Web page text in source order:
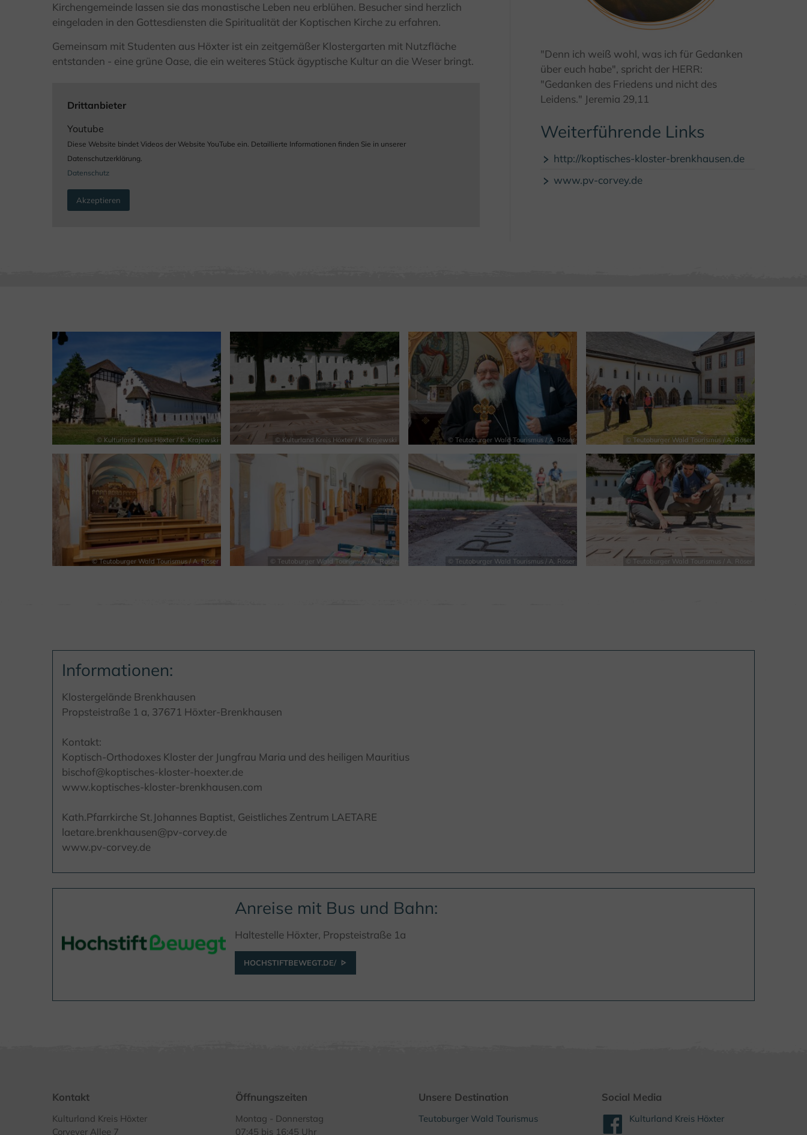
Kirchengemeinde lassen sie das monastische Leben neu erblühen. Besucher sind herzlich
eingeladen in den Gottesdiensten die Spiritualität der Koptischen Kirche zu erfahren.
Gemeinsam mit Studenten aus Höxter ist ein zeitgemäßer Klostergarten mit Nutzfläche
entstanden - eine grüne Oase, die ein weiteres Stück ägyptische Kultur an die Weser bringt.
Drittanbieter
Youtube
Diese Website bindet Videos der Website YouTube ein. Detaillierte Informationen finden Sie in unserer
Datenschutzerklärung.
Datenschutz
Akzeptieren
© Kulturland Kreis Höxter / K. Krajewski
"Denn ich weiß wohl, was ich für Gedanken
über euch habe", spricht der HERR:
"Gedanken des Friedens und nicht des
Leidens." Jeremia 29,11
Weiterführende Links
http://koptisches-kloster-brenkhausen.de
www.pv-corvey.de
© Kulturland Kreis Höxter / K. Krajewski © Kulturland Kreis Höxter / K. Krajewski © Teutoburger Wald Tourismus / A. Röser © Teutoburger Wald Tourismus / A. Röser
© Teutoburger Wald Tourismus / A. Röser © Teutoburger Wald Tourismus / A. Röser © Teutoburger Wald Tourismus / A. Röser © Teutoburger Wald Tourismus / A. Röser
Informationen:
Klostergelände Brenkhausen
Propsteistraße 1 a, 37671 Höxter-Brenkhausen
Kontakt:
Koptisch-Orthodoxes Kloster der Jungfrau Maria und des heiligen Mauritius
bischof@koptisches-kloster-hoexter.de
www.koptisches-kloster-brenkhausen.com
Kath.Pfarrkirche St.Johannes Baptist, Geistliches Zentrum LAETARE
laetare.brenkhausen@pv-corvey.de
www.pv-corvey.de
Anreise mit Bus und Bahn:
Haltestelle Höxter, Propsteistraße 1a
HOCHSTIFTBEWEGT.DE/
Kontakt
Kulturland Kreis Höxter
Corveyer Allee 7
Öffnungszeiten
Montag - Donnerstag
07:45 bis 16:45 Uhr
Unsere Destination
Teutoburger Wald Tourismus
Social Media
Kulturland Kreis Höxter